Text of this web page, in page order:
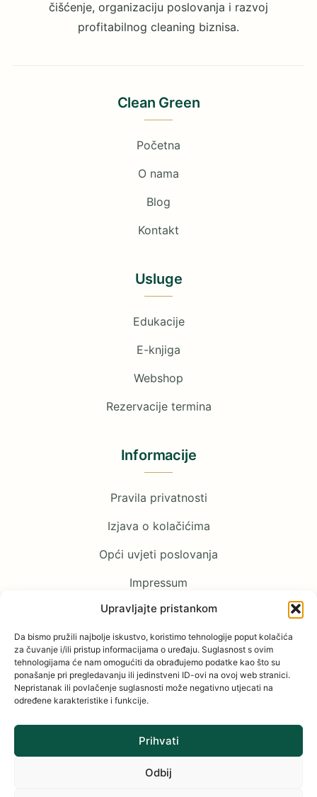
Upravljajte pristankom
Da bismo pružili najbolje iskustvo, koristimo tehnologije poput kolačića
za čuvanje i/ili pristup informacijama o uređaju. Suglasnost s ovim
tehnologijama će nam omogućiti da obrađujemo podatke kao što su
ponašanje pri pregledavanju ili jedinstveni ID-ovi na ovoj web stranici.
Nepristanak ili povlačenje suglasnosti može negativno utjecati na
određene karakteristike i funkcije.
Prihvati
Odbij
čišćenje, organizaciju poslovanja i razvoj
profitabilnog cleaning biznisa.
Clean Green
Početna
O nama
Blog
Kontakt
Usluge
Edukacije
E-knjiga
Webshop
Rezervacije termina
Informacije
Pravila privatnosti
Izjava o kolačićima
Opći uvjeti poslovanja
Impressum
Pratite nas
Facebook
YouTube